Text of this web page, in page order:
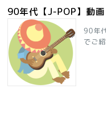
90年代【J-POP】動画
90年
でご